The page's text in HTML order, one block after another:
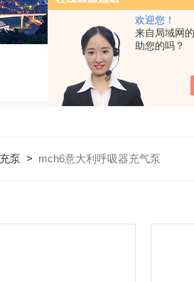
欢迎您！
来自局域网
助您的吗？
泵 > mch6意大利呼吸器充气泵